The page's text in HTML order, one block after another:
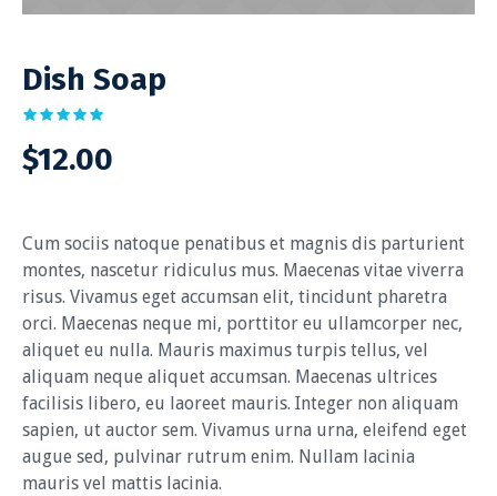
Dish Soap
$12.00
Cum sociis natoque penatibus et magnis dis parturient
montes, nascetur ridiculus mus. Maecenas vitae viverra
risus. Vivamus eget accumsan elit, tincidunt pharetra
orci. Maecenas neque mi, porttitor eu ullamcorper nec,
aliquet eu nulla. Mauris maximus turpis tellus, vel
aliquam neque aliquet accumsan. Maecenas ultrices
facilisis libero, eu laoreet mauris. Integer non aliquam
sapien, ut auctor sem. Vivamus urna urna, eleifend eget
augue sed, pulvinar rutrum enim. Nullam lacinia
mauris vel mattis lacinia.